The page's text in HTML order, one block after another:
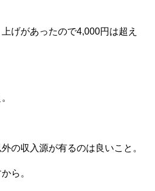
げがあったので4,000円は超え
の収入源が有るのは良いこと。
ら。